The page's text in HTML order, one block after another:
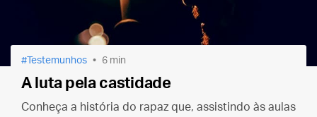
Testemunhos 6 min
A luta pela castidade
Conheça a história do rapaz que, assistindo às aulas